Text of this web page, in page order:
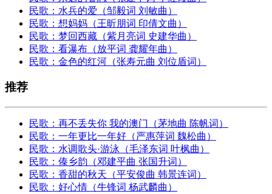
民歌：水兵的爱（邹毅词 刘敏曲）
民歌：想妈妈（王昕朋词 印倩文曲）
民歌：梦回西藏（紫月亮词 史建华曲）
民歌：看瀑布（放平词 龚耀年曲）
民歌：金色的红河（张寿元曲 刘位盾词）
推荐
民歌：再不丢失你 我的澳门（茅地曲 陈帆词）
民歌：一年更比一年好（严惠萍词 魏松曲）
民歌：水调歌头·游泳（毛泽东词 叶枫曲）
民歌：傣乡韵（邓建平曲 张国升词）
民歌：香甜的秋天（平安俊曲 韩景连词）
民歌：好心情（牛锋词 杨武麟曲）